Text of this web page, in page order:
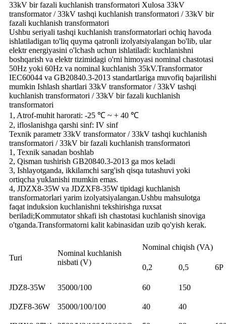
33kV bir fazali kuchlanish transformatori Xulosa 33kV
transformator / 33kV tashqi kuchlanish transformatori / 33kV bir
fazali kuchlanish transformatori
Ushbu seriyali tashqi kuchlanish transformatorlari ochiq havoda
ishlatiladigan to'liq quyma qatronli izolyatsiyalangan bo'lib, ular
elektr energiyasini o'lchash uchun ishlatiladi: kuchlanishni
boshqarish va elektr tizimidagi o'rni himoyasi nominal chastotasi
50Hz yoki 60Hz va nominal kuchlanish 35kV.Transformator
IEC60044 va GB20840.3-2013 standartlariga muvofiq bajarilishi
mumkin Ishlash shartlari 33kV transformator / 33kV tashqi
kuchlanish transformatori / 33kV bir fazali kuchlanish
transformatori
1, Atrof-muhit harorati: -25 ℃ ~ + 40 ℃
2, ifloslanishga qarshi sinf: IV sinf
Texnik parametr 33kV transformator / 33kV tashqi kuchlanish
transformatori / 33kV bir fazali kuchlanish transformatori
1, Texnik sanadan boshlab
2, Qisman tushirish GB20840.3-2013 ga mos keladi
3, Ishlayotganda, ikkilamchi sarg'ish qisqa tutashuvi yoki
ortiqcha yuklanishi mumkin emas.
4, JDZX8-35W va JDZXF8-35W tipidagi kuchlanish
transformatorlari yarim izolyatsiyalangan.Ushbu mahsulotga
faqat induksion kuchlanishni tekshirishga ruxsat
beriladi;Kommutator shkafi ish chastotasi kuchlanish sinoviga
o'tganda.Transformatorni kalit kabinasidan uzib qo'yish kerak.
Turi
Nominal kuchlanish
nisbati (V)
Nominal chiqish (VA)
0,2 0,5 6P
JDZ8-35W 35000/100 60 150
JDZF8-36W 35000/100/100 40 40